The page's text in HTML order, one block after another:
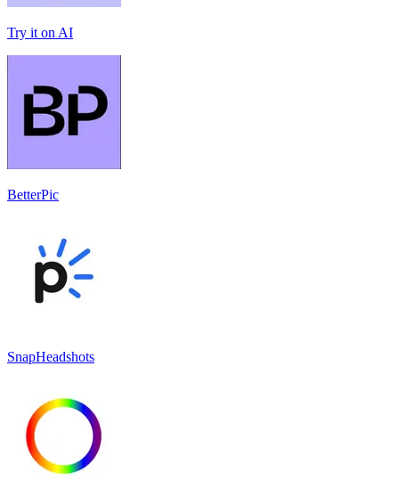
Try it on AI
BetterPic
SnapHeadshots